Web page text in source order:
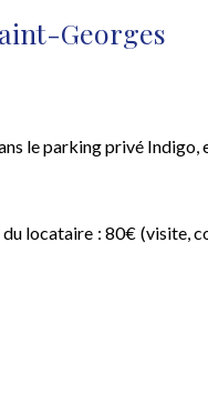
Georges
le parking privé Indigo,
locataire : 80€ (visite,